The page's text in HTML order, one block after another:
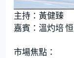
U
n
m
u
t
e
L
o
e
d
主持：黃健臻
嘉賓：溫灼培
市場焦點：